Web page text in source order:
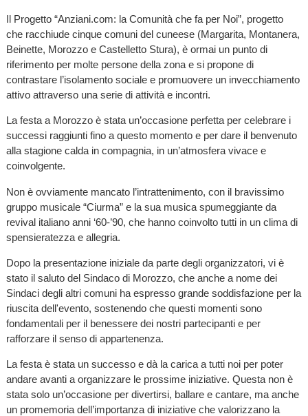
Il Progetto “Anziani.com: la Comunità che fa per Noi”, progetto
che racchiude cinque comuni del cuneese (Margarita, Montanera,
Beinette, Morozzo e Castelletto Stura), è ormai un punto di
riferimento per molte persone della zona e si propone di
contrastare l’isolamento sociale e promuovere un invecchiamento
attivo attraverso una serie di attività e incontri.
La festa a Morozzo è stata un’occasione perfetta per celebrare i
successi raggiunti fino a questo momento e per dare il benvenuto
alla stagione calda in compagnia, in un’atmosfera vivace e
coinvolgente.
Non è ovviamente mancato l’intrattenimento, con il bravissimo
gruppo musicale “Ciurma” e la sua musica spumeggiante da
revival italiano anni ‘60-’90, che hanno coinvolto tutti in un clima di
spensieratezza e allegria.
Dopo la presentazione iniziale da parte degli organizzatori, vi è
stato il saluto del Sindaco di Morozzo, che anche a nome dei
Sindaci degli altri comuni ha espresso grande soddisfazione per la
riuscita dell'evento, sostenendo che questi momenti sono
fondamentali per il benessere dei nostri partecipanti e per
rafforzare il senso di appartenenza.
La festa è stata un successo e dà la carica a tutti noi per poter
andare avanti a organizzare le prossime iniziative. Questa non è
stata solo un’occasione per divertirsi, ballare e cantare, ma anche
un promemoria dell’importanza di iniziative che valorizzano la